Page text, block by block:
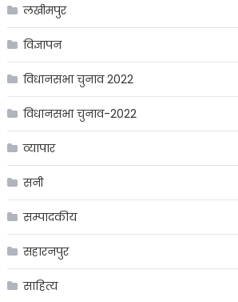
लखीमपुर
विज्ञापन
विधानसभा चुनाव 2022
विधानसभा चुनाव-2022
व्यापार
सनी
सम्पादकीय
सहारनपुर
साहित्य